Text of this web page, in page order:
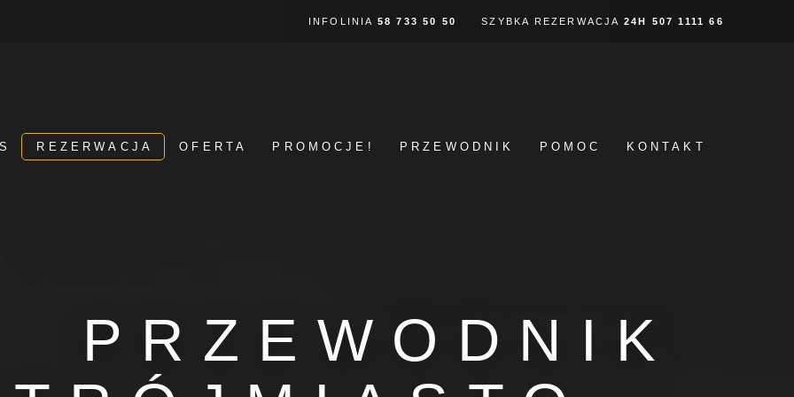
INFOLINIA 58 733 50 50 SZYBKA REZERWACJA 24H 507 1111 66
REZERWACJA OFERTA PROMOCJE! PRZEWODNIK POMOC KONTAKT
PRZEWODNIK